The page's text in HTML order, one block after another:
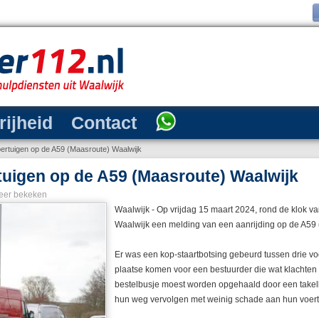
Contact
op de A59 (Maasroute) Waalwijk
op de A59 (Maasroute) Waalwijk
bekeken
Waalwijk - Op vrijdag 15 maart 2024, rond de klok
Waalwijk een melding van een aanrijding op de A59
Er was een kop-staartbotsing gebeurd tussen drie
plaatse komen voor een bestuurder die wat
bestelbusje moest worden opgehaald door een
hun weg vervolgen met weinig schade aan hun